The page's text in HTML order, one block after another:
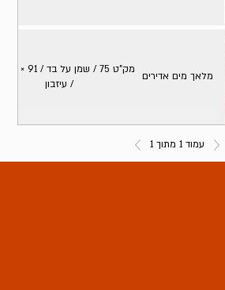
מלאך מים אדירים
/ עיזבון
עמוד 1 מתוך 1